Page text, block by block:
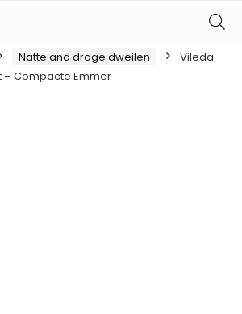
Natte and droge dweilen
Vileda
– Compacte Emmer